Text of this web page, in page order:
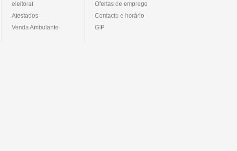
eleitoral
Atestados
Venda Ambulante
Ofertas de emprego
Contacto e horário
GIP